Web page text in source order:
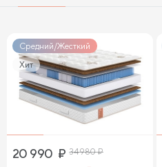
Средний/Жесткий
Хит
20 990 ₽ 34 980₽